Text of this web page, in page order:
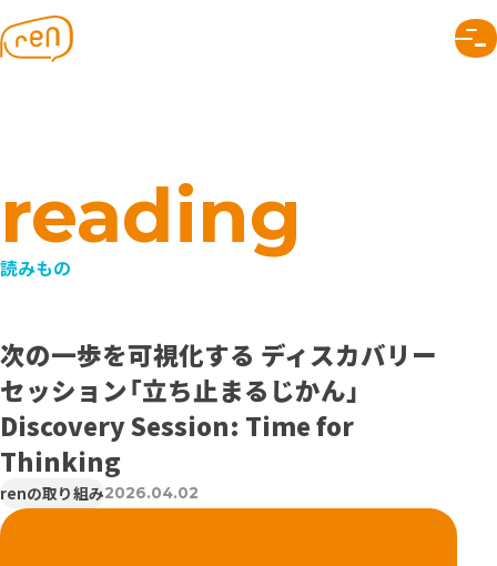
株式会社ren｜つながりのデザイン
トップページ
renについて
なぜつながり？
できること
プロジェクト
事業デザイン
コミュニケーションデザイン
つながりのヒント
読みもの
お知らせ
よくあるご質問
読みもの
次の一歩を可視化する ディスカバリー
セッション「立ち止まるじかん」
Discovery Session: Time for
Thinking
renの取り組み2026.04.02